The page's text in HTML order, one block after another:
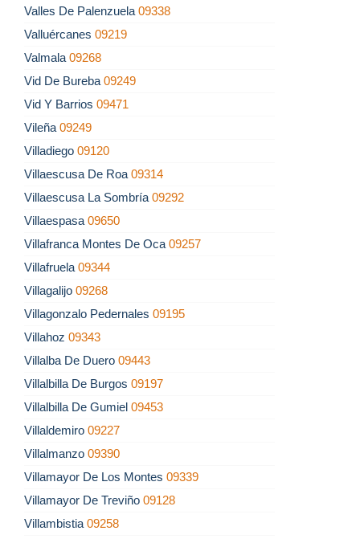
Valles De Palenzuela 09338
Valluércanes 09219
Valmala 09268
Vid De Bureba 09249
Vid Y Barrios 09471
Vileña 09249
Villadiego 09120
Villaescusa De Roa 09314
Villaescusa La Sombría 09292
Villaespasa 09650
Villafranca Montes De Oca 09257
Villafruela 09344
Villagalijo 09268
Villagonzalo Pedernales 09195
Villahoz 09343
Villalba De Duero 09443
Villalbilla De Burgos 09197
Villalbilla De Gumiel 09453
Villaldemiro 09227
Villalmanzo 09390
Villamayor De Los Montes 09339
Villamayor De Treviño 09128
Villambistia 09258